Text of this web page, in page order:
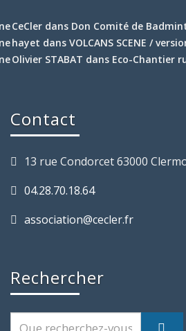
CeCler dans Don Comité de
hayet dans VOLCANS SCENE /
Olivier STABAT dans Eco-Chantier
Contact
13 rue Condorcet 63000
04.28.70.18.64
association@cecler.fr
Rechercher